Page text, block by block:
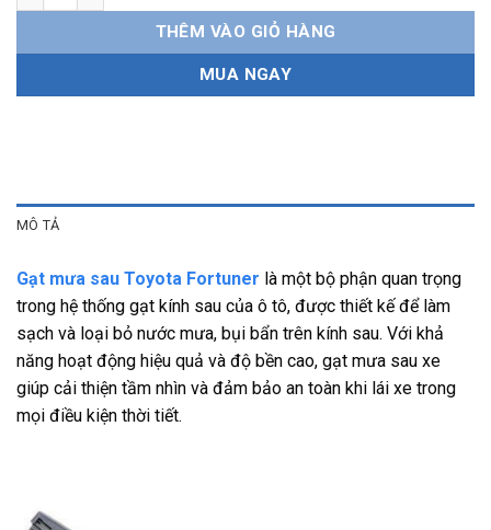
THÊM VÀO GIỎ HÀNG
MUA NGAY
MÔ TẢ
Gạt mưa sau Toyota Fortuner là một bộ phận quan trọng
trong hệ thống gạt kính sau của ô tô, được thiết kế để làm
sạch và loại bỏ nước mưa, bụi bẩn trên kính sau. Với khả
năng hoạt động hiệu quả và độ bền cao, gạt mưa sau xe
giúp cải thiện tầm nhìn và đảm bảo an toàn khi lái xe trong
mọi điều kiện thời tiết.